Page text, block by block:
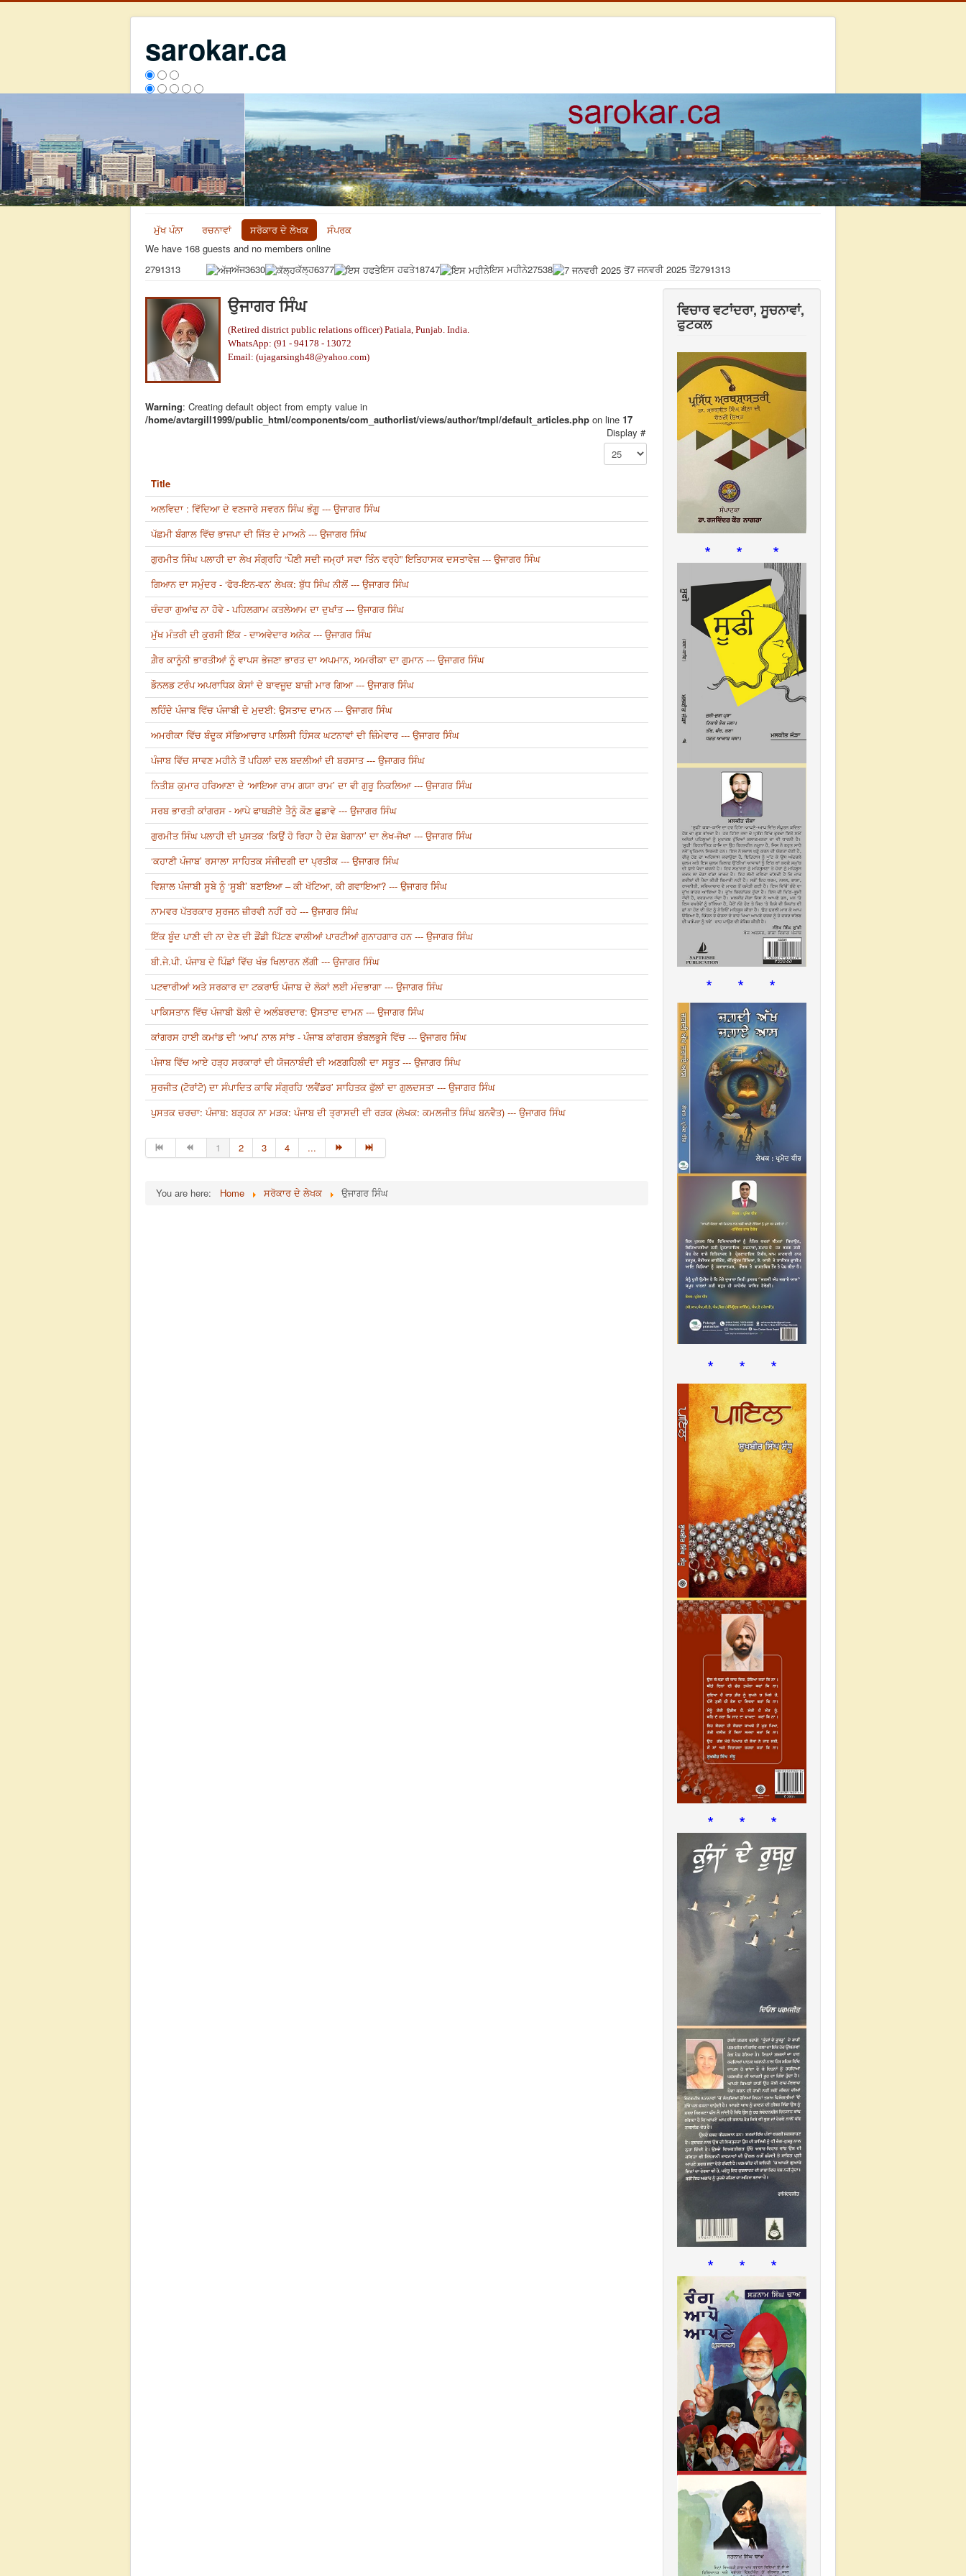
sarokar.ca
ਮੁੱਖ ਪੰਨਾ ਰਚਨਾਵਾਂ ਸਰੋਕਾਰ ਦੇ ਲੇਖਕ
ਸੰਪਰਕ
We have 168 guests and no members online
2791313
ਅੱਜ3630 ਕੱਲ੍ਹ6377 ਇਸ ਹਫਤੇ18747 ਇਸ ਮਹੀਨੇ27538 7 ਜਨਵਰੀ 2025 ਤੋਂ2791313
ਉਜਾਗਰ ਸਿੰਘ
(Retired district public relations officer) Patiala, Punjab. India.
WhatsApp: (91 - 94178 - 13072
Email: (ujagarsingh48@yahoo.com)
Warning: Creating default object from empty value in
/home/avtargill1999/public_html/components/com_authorlist/views/author/tmpl/default_articles.php on line 17
Display #
Title
ਅਲਵਿਦਾ : ਵਿੱਦਿਆ ਦੇ ਵਣਜਾਰੇ ਸਵਰਨ ਸਿੰਘ ਭੰਗੂ --- ਉਜਾਗਰ ਸਿੰਘ
ਪੱਛਮੀ ਬੰਗਾਲ ਵਿੱਚ ਭਾਜਪਾ ਦੀ ਜਿੱਤ ਦੇ ਮਾਅਨੇ --- ਉਜਾਗਰ ਸਿੰਘ
ਗੁਰਮੀਤ ਸਿੰਘ ਪਲਾਹੀ ਦਾ ਲੇਖ ਸੰਗ੍ਰਹਿ “ਪੌਣੀ ਸਦੀ ਜਮ੍ਹਾਂ ਸਵਾ ਤਿੰਨ ਵਰ੍ਹੇ” ਇਤਿਹਾਸਕ ਦਸਤਾਵੇਜ਼ --- ਉਜਾਗਰ ਸਿੰਘ
ਗਿਆਨ ਦਾ ਸਮੁੰਦਰ - ‘ਫੋਰ-ਇਨ-ਵਨ’ ਲੇਖਕ: ਬੁੱਧ ਸਿੰਘ ਨੀਲੋਂ --- ਉਜਾਗਰ ਸਿੰਘ
ਚੰਦਰਾ ਗੁਆਂਢ ਨਾ ਹੋਵੇ - ਪਹਿਲਗਾਮ ਕਤਲੇਆਮ ਦਾ ਦੁਖਾਂਤ --- ਉਜਾਗਰ ਸਿੰਘ
ਮੁੱਖ ਮੰਤਰੀ ਦੀ ਕੁਰਸੀ ਇੱਕ - ਦਾਅਵੇਦਾਰ ਅਨੇਕ --- ਉਜਾਗਰ ਸਿੰਘ
ਗ਼ੈਰ ਕਾਨੂੰਨੀ ਭਾਰਤੀਆਂ ਨੂੰ ਵਾਪਸ ਭੇਜਣਾ ਭਾਰਤ ਦਾ ਅਪਮਾਨ, ਅਮਰੀਕਾ ਦਾ ਗੁਮਾਨ --- ਉਜਾਗਰ ਸਿੰਘ
ਡੌਨਲਡ ਟਰੰਪ ਅਪਰਾਧਿਕ ਕੇਸਾਂ ਦੇ ਬਾਵਜੂਦ ਬਾਜ਼ੀ ਮਾਰ ਗਿਆ --- ਉਜਾਗਰ ਸਿੰਘ
ਲਹਿੰਦੇ ਪੰਜਾਬ ਵਿੱਚ ਪੰਜਾਬੀ ਦੇ ਮੁਦਈ: ਉਸਤਾਦ ਦਾਮਨ --- ਉਜਾਗਰ ਸਿੰਘ
ਅਮਰੀਕਾ ਵਿੱਚ ਬੰਦੂਕ ਸੱਭਿਆਚਾਰ ਪਾਲਿਸੀ ਹਿੰਸਕ ਘਟਨਾਵਾਂ ਦੀ ਜ਼ਿੰਮੇਵਾਰ --- ਉਜਾਗਰ ਸਿੰਘ
ਪੰਜਾਬ ਵਿੱਚ ਸਾਵਣ ਮਹੀਨੇ ਤੋਂ ਪਹਿਲਾਂ ਦਲ ਬਦਲੀਆਂ ਦੀ ਬਰਸਾਤ --- ਉਜਾਗਰ ਸਿੰਘ
ਨਿਤੀਸ਼ ਕੁਮਾਰ ਹਰਿਆਣਾ ਦੇ ‘ਆਇਆ ਰਾਮ ਗਯਾ ਰਾਮ’ ਦਾ ਵੀ ਗੁਰੂ ਨਿਕਲਿਆ --- ਉਜਾਗਰ ਸਿੰਘ
ਸਰਬ ਭਾਰਤੀ ਕਾਂਗਰਸ - ਆਪੇ ਫਾਥੜੀਏ ਤੈਨੂੰ ਕੌਣ ਛੁਡਾਵੇ --- ਉਜਾਗਰ ਸਿੰਘ
ਗੁਰਮੀਤ ਸਿੰਘ ਪਲਾਹੀ ਦੀ ਪੁਸਤਕ ‘ਕਿਉਂ ਹੋ ਰਿਹਾ ਹੈ ਦੇਸ਼ ਬੇਗਾਨਾ’ ਦਾ ਲੇਖ-ਜੋਖਾ --- ਉਜਾਗਰ ਸਿੰਘ
‘ਕਹਾਣੀ ਪੰਜਾਬ’ ਰਸਾਲਾ ਸਾਹਿਤਕ ਸੰਜੀਦਗੀ ਦਾ ਪ੍ਰਤੀਕ --- ਉਜਾਗਰ ਸਿੰਘ
ਵਿਸ਼ਾਲ ਪੰਜਾਬੀ ਸੂਬੇ ਨੂੰ ‘ਸੂਬੀ’ ਬਣਾਇਆ – ਕੀ ਖੱਟਿਆ, ਕੀ ਗਵਾਇਆ? --- ਉਜਾਗਰ ਸਿੰਘ
ਨਾਮਵਰ ਪੱਤਰਕਾਰ ਸੁਰਜਨ ਜ਼ੀਰਵੀ ਨਹੀਂ ਰਹੇ --- ਉਜਾਗਰ ਸਿੰਘ
ਇੱਕ ਬੂੰਦ ਪਾਣੀ ਦੀ ਨਾ ਦੇਣ ਦੀ ਡੌਂਡੀ ਪਿੱਟਣ ਵਾਲੀਆਂ ਪਾਰਟੀਆਂ ਗੁਨਾਹਗਾਰ ਹਨ --- ਉਜਾਗਰ ਸਿੰਘ
ਬੀ.ਜੇ.ਪੀ. ਪੰਜਾਬ ਦੇ ਪਿੰਡਾਂ ਵਿੱਚ ਖੰਭ ਖਿਲਾਰਨ ਲੱਗੀ --- ਉਜਾਗਰ ਸਿੰਘ
ਪਟਵਾਰੀਆਂ ਅਤੇ ਸਰਕਾਰ ਦਾ ਟਕਰਾਓ ਪੰਜਾਬ ਦੇ ਲੋਕਾਂ ਲਈ ਮੰਦਭਾਗਾ --- ਉਜਾਗਰ ਸਿੰਘ
ਪਾਕਿਸਤਾਨ ਵਿੱਚ ਪੰਜਾਬੀ ਬੋਲੀ ਦੇ ਅਲੰਬਰਦਾਰ: ਉਸਤਾਦ ਦਾਮਨ --- ਉਜਾਗਰ ਸਿੰਘ
ਕਾਂਗਰਸ ਹਾਈ ਕਮਾਂਡ ਦੀ ‘ਆਪ’ ਨਾਲ ਸਾਂਝ - ਪੰਜਾਬ ਕਾਂਗਰਸ ਭੰਬਲਭੂਸੇ ਵਿੱਚ --- ਉਜਾਗਰ ਸਿੰਘ
ਪੰਜਾਬ ਵਿੱਚ ਆਏ ਹੜ੍ਹ ਸਰਕਾਰਾਂ ਦੀ ਯੋਜਨਾਬੰਦੀ ਦੀ ਅਣਗਹਿਲੀ ਦਾ ਸਬੂਤ --- ਉਜਾਗਰ ਸਿੰਘ
ਸੁਰਜੀਤ (ਟੋਰਾਂਟੋ) ਦਾ ਸੰਪਾਦਿਤ ਕਾਵਿ ਸੰਗ੍ਰਹਿ ‘ਲਵੈਂਡਰ’ ਸਾਹਿਤਕ ਫੁੱਲਾਂ ਦਾ ਗੁਲਦਸਤਾ --- ਉਜਾਗਰ ਸਿੰਘ
ਪੁਸਤਕ ਚਰਚਾ: ਪੰਜਾਬ: ਬੜ੍ਹਕ ਨਾ ਮੜਕ: ਪੰਜਾਬ ਦੀ ਤ੍ਰਾਸਦੀ ਦੀ ਰੜਕ (ਲੇਖਕ: ਕਮਲਜੀਤ ਸਿੰਘ ਬਨਵੈਤ) --- ਉਜਾਗਰ ਸਿੰਘ
1 2 3 4 ...
You are here: Home ਸਰੋਕਾਰ ਦੇ ਲੇਖਕ ਉਜਾਗਰ ਸਿੰਘ
ਵਿਚਾਰ ਵਟਾਂਦਰਾ, ਸੂਚਨਾਵਾਂ,
ਫੁਟਕਲ
* * *
* * *
* * *
* * *
* * *